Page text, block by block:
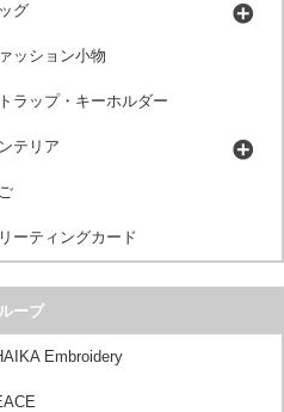
グ
ッション小物
ラップ・キーホルダー
テリア
ーティングカード
ープ
Embroidery